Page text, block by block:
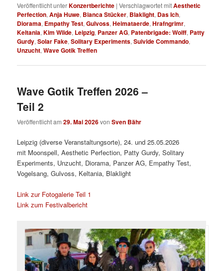
Veröffentlicht unterKonzertberichte |Verschlagwortet mitAesthetic
Perfection,Anja Huwe, Bianca Stücker, Blaklight, Das Ich,
Diorama, Empathy Test,Gulvoss,Heimataerde,Hrafngrimr,
Keltania,Kim Wilde, Leipzig, Panzer AG, Patenbrigade: Wolff, Patty
Gurdy,Solar Fake,Solitary Experiments,Suivide Commando,
Unzucht,Wave Gotik Treffen
Wave Gotik Treffen 2026 –
Teil 2
Veröffentlicht am29. Mai 2026vonSven Bähr
Leipzig (diverse Veranstaltungsorte), 24. und 25.05.2026
mit Moonspell, Aesthetic Perfection, Patty Gurdy, Solitary
Experiments, Unzucht, Diorama, Panzer AG, Empathy Test,
Vogelsang, Gulvoss, Keltania, Blaklight
Link zur Fotogalerie Teil 1
Link zum Festivalbericht